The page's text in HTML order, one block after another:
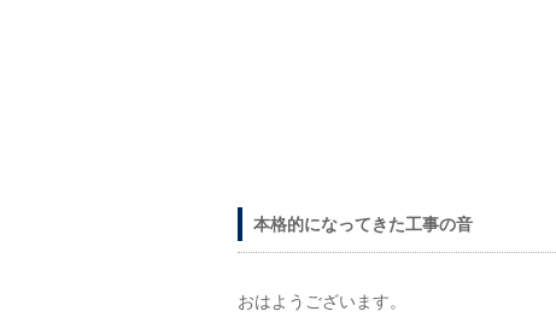
本格的になってきた工事の音
おはようござ